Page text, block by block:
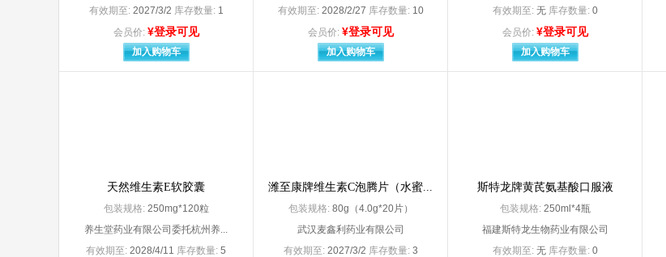
安徽东盛友邦制药有限公司
安徽方达药械股份有限公司 安徽丰原药业股份有限
安徽富邦药业有限公司
安徽国森药业 安徽宏业药业有限公司
安徽江中高邦制药有限责任公司
安徽金太阳生化药业有限公司 安徽九方制药有限公司
安徽康博特保健食品有限公司
安徽省双科药业有限公司 安徽省先锋制药有限公司
白云山明兴制药有限公司
白云山汤阴东泰药业有限责任公司 百正药业股份有限公司
拜耳医药保健公司
拜耳医药保健有限公司广州分公司
拜耳医药保健有限公司启东分公司
蚌埠丰原涂山制药有限公司
宝鸡高盛医疗用品有限公司 宝鸡市德尔医疗器械制
宝鸡泰达康医疗科技有限公司
保定华有医疗器械有限公司 保定天浩制药有限公司
有效期至: 2027/3/2 库存数量: 1
会员价: ¥登录可见
加入购物车
有效期至: 2028/2/27 库存数量: 10
会员价: ¥登录可见
加入购物车
有效期至: 无 库存数量: 0
会员价: ¥登录可见
加入购物车
天然维生素E软胶囊
包装规格: 250mg*120粒
养生堂药业有限公司委托杭州养...
有效期至: 2028/4/11 库存数量: 5
潍至康牌维生素C泡腾片（水蜜...
包装规格: 80g（4.0g*20片）
武汉麦鑫利药业有限公司
有效期至: 2027/3/2 库存数量: 3
斯特龙牌黄芪氨基酸口服液
包装规格: 250ml*4瓶
福建斯特龙生物药业有限公司
有效期至: 无 库存数量: 0